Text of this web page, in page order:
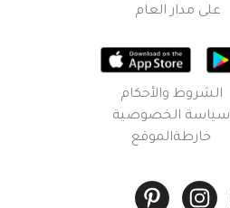
على مدار العام
الشروط والأحكام
سياسة الخصوصية
خارطةالموقع